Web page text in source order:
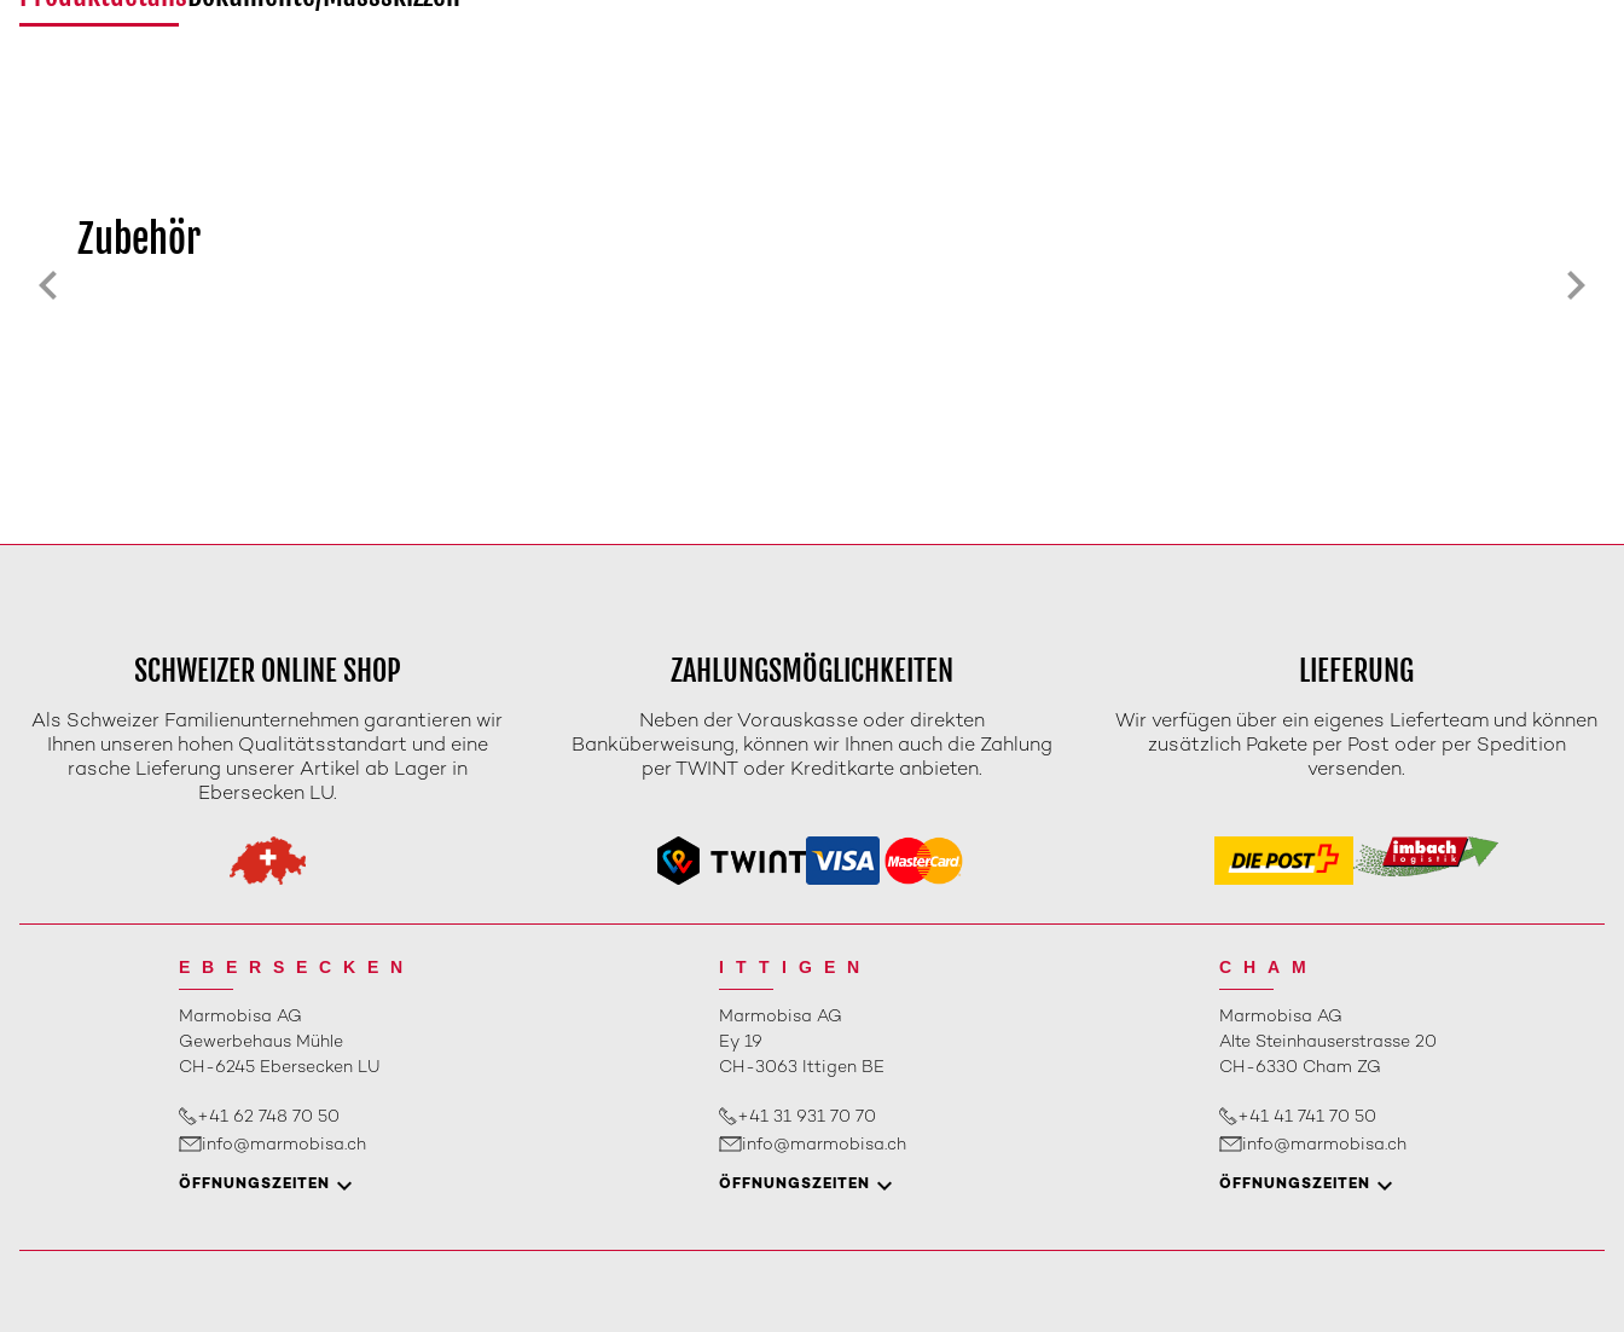
Zubehör
SCHWEIZER ONLINE SHOP
Als Schweizer Familienunternehmen garantieren wir
Ihnen unseren hohen Qualitätsstandart und eine
rasche Lieferung unserer Artikel ab Lager in
Ebersecken LU.
ZAHLUNGSMÖGLICHKEITEN
Neben der Vorauskasse oder direkten
Banküberweisung, können wir Ihnen auch die Zahlung
per TWINT oder Kreditkarte anbieten.
LIEFERUNG
Wir verfügen über ein eigenes Lieferteam und können
zusätzlich Pakete per Post oder per Spedition
versenden.
EBERSECKEN
Marmobisa AG
Gewerbehaus Mühle
CH-6245 Ebersecken LU
+41 62 748 70 50
info@marmobisa.ch
ÖFFNUNGSZEITEN
ITTIGEN
Marmobisa AG
Ey 19
CH-3063 Ittigen BE
+41 31 931 70 70
info@marmobisa.ch
ÖFFNUNGSZEITEN
CHAM
Marmobisa AG
Alte Steinhauserstrasse 20
CH-6330 Cham ZG
+41 41 741 70 50
info@marmobisa.ch
ÖFFNUNGSZEITEN